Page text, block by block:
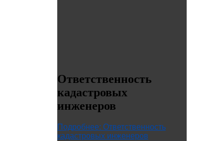
Ответственность
кадастровых
инженеров
Подробнее: Ответственность
кадастровых инженеров